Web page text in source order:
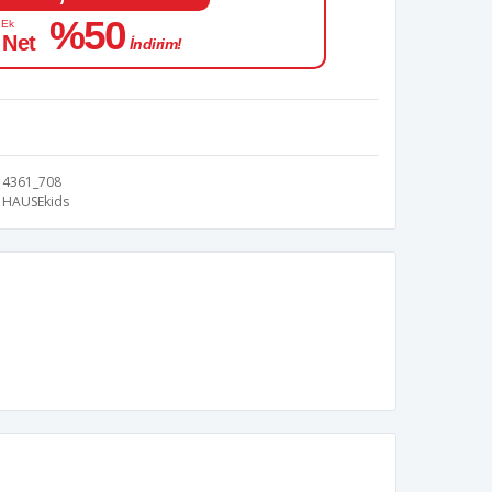
%50 İndirim!
4361_708
HAUSEkids